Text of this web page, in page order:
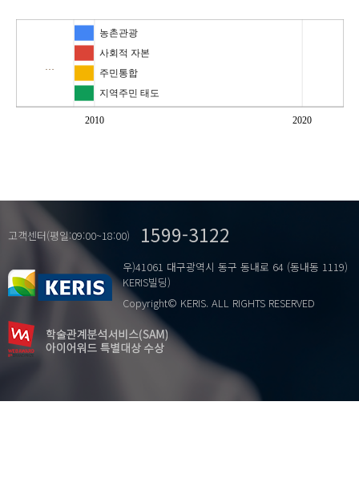
…
2010 2020
농촌관광
사회적 자본
주민통합
지역주민 태도
고객센터(평일:09:00~18:00) 1599-3122
우)41061 대구광역시 동구 동내로 64 (동내동 1119)
KERIS빌딩)
Copyright© KERIS. ALL RIGHTS RESERVED